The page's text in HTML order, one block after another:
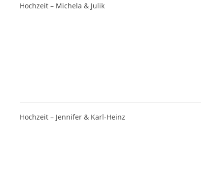
Hochzeit – Michela & Julik
Hochzeit – Jennifer & Karl-Heinz